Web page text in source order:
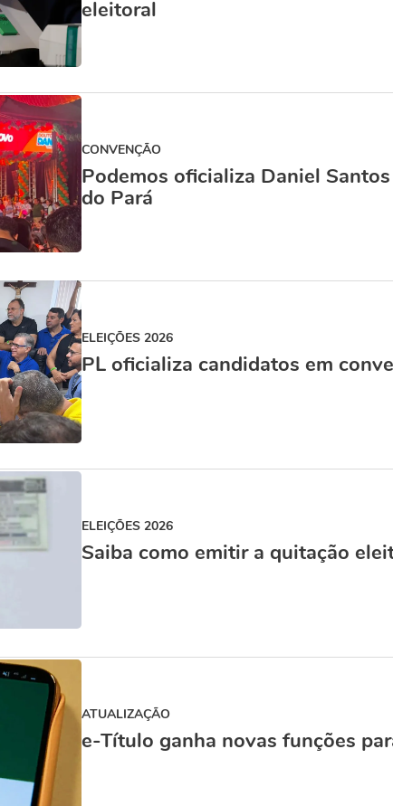
eleitoral
CONVENÇÃO
Podemos oficializa Daniel
do Pará
ELEIÇÕES 2026
PL oficializa candidatos em
ELEIÇÕES 2026
Saiba como emitir a quitação
ATUALIZAÇÃO
e-Título ganha novas funções